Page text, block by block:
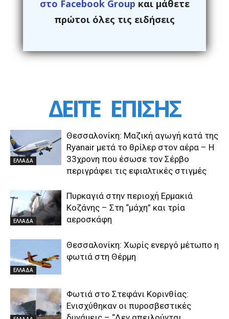
στο Facebook Group και μάθετε
πρώτοι όλες τις ειδήσεις
ΔΕΙΤΕ ΕΠΙΣΗΣ
ΕΛΛΑΔΑ
Θεσσαλονίκη: Μαζική αγωγή κατά της
Ryanair μετά το θρίλερ στον αέρα – Η
33χρονη που έσωσε τον Σέρβο
περιγράφει τις εφιαλτικές στιγμές
ΕΛΛΑΔΑ
Πυρκαγιά στην περιοχή Ερμακιά
Κοζάνης – Στη “μάχη” και τρία
αεροσκάφη
ΕΛΛΑΔΑ
Θεσσαλονίκη: Χωρίς ενεργό μέτωπο η
φωτιά στη Θέρμη
Φωτιά στο Στεφάνι Κορινθίας:
Ενισχύθηκαν οι πυροσβεστικές